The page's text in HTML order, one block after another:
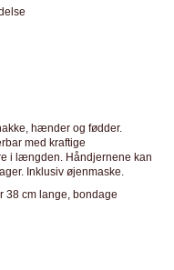
hænder og fødder.
med kraftige
i længden. Håndjernene kan
Inklusiv øjenmaske.
38 cm lange, bondage